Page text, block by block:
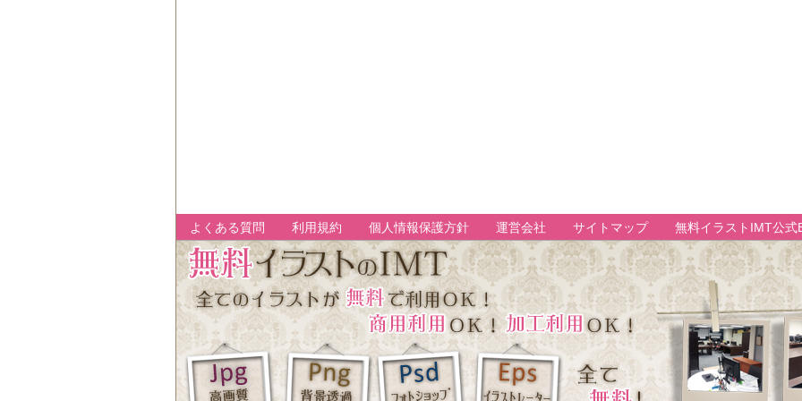
よくある質問 利用規約 個人情報保護方針 運営会社 サイトマップ 無料イラストIMT公式